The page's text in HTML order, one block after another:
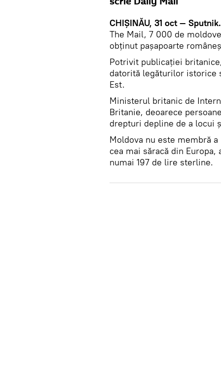
CHIȘINĂU, 31 oct — Sputnik.
The Mail, 7 000 de
obţinut pașapoarte
Potrivit publicaţiei
datorită legăturilor istorice
Est.
Ministerul britanic de
Britanie, deoarece
drepturi depline de a locui
Moldova nu este membră
cea mai săracă din
numai 197 de lire sterline.